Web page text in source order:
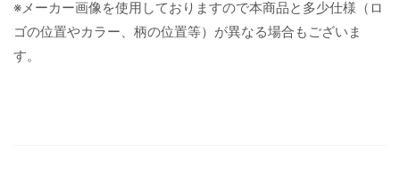
※メーカー画像を使用しておりますので本商品と多少仕様（ロ
ゴの位置やカラー、柄の位置等）が異なる場合もございま
す。